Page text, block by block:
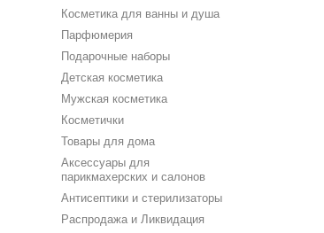
Косметика для ванны и душа
Парфюмерия
Подарочные наборы
Детская косметика
Мужская косметика
Косметички
Товары для дома
Аксессуары для
парикмахерских и салонов
Антисептики и стерилизаторы
Распродажа и Ликвидация